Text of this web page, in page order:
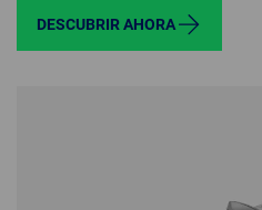
DESCUBRIR AHORA